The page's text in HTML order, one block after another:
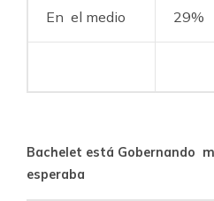
En el medio 29%
Bachelet está Gobernando
esperaba